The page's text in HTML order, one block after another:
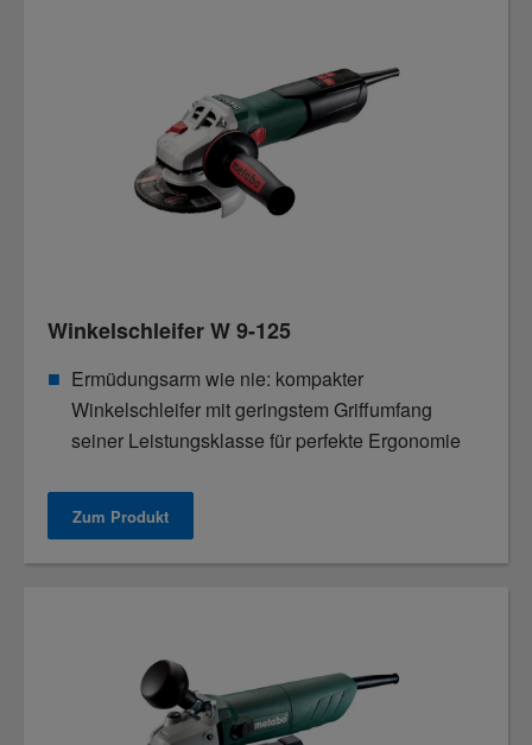
Winkelschleifer W 9-125
Ermüdungsarm wie nie: kompakter
Winkelschleifer mit geringstem Griffumfang
seiner Leistungsklasse für perfekte Ergonomie
Zum Produkt